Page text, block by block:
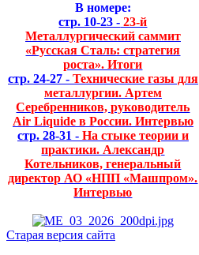
В номере:
стр. 10-23 - 23-й
Металлургический саммит
«Русская Сталь: стратегия
роста». Итоги
стр. 24-27 - Технические газы для
металлургии. Артем
Серебренников, руководитель
Air Liquide в России. Интервью
стр. 28-31 - На стыке теории и
практики. Александр
Котельников, генеральный
директор АО «НПП «Машпром».
Интервью
Старая версия сайта